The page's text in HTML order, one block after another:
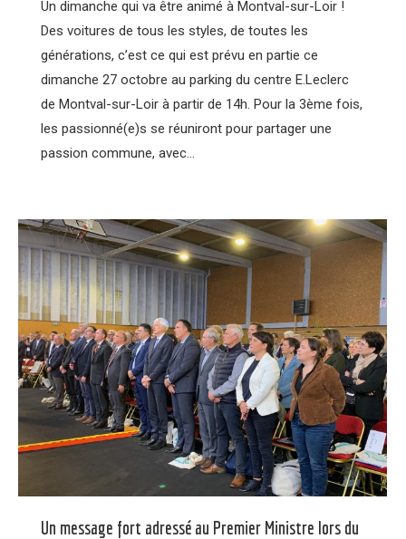
Un dimanche qui va être animé à Montval-sur-Loir !
Des voitures de tous les styles, de toutes les
générations, c’est ce qui est prévu en partie ce
dimanche 27 octobre au parking du centre E.Leclerc
de Montval-sur-Loir à partir de 14h. Pour la 3ème fois,
les passionné(e)s se réuniront pour partager une
passion commune, avec…
Un message fort adressé au Premier Ministre lors du